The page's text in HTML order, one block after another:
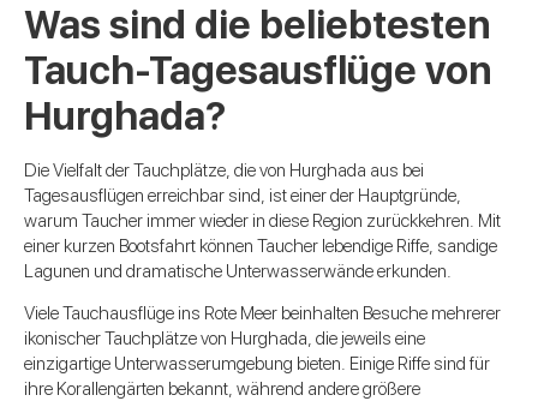
Was sind die beliebtesten
Tauch-Tagesausflüge von
Hurghada?
Die Vielfalt der Tauchplätze, die von Hurghada aus bei
Tagesausflügen erreichbar sind, ist einer der Hauptgründe,
warum Taucher immer wieder in diese Region zurückkehren. Mit
einer kurzen Bootsfahrt können Taucher lebendige Riffe, sandige
Lagunen und dramatische Unterwasserwände erkunden.
Viele Tauchausflüge ins Rote Meer beinhalten Besuche mehrerer
ikonischer Tauchplätze von Hurghada, die jeweils eine
einzigartige Unterwasserumgebung bieten. Einige Riffe sind für
ihre Korallengärten bekannt, während andere größere